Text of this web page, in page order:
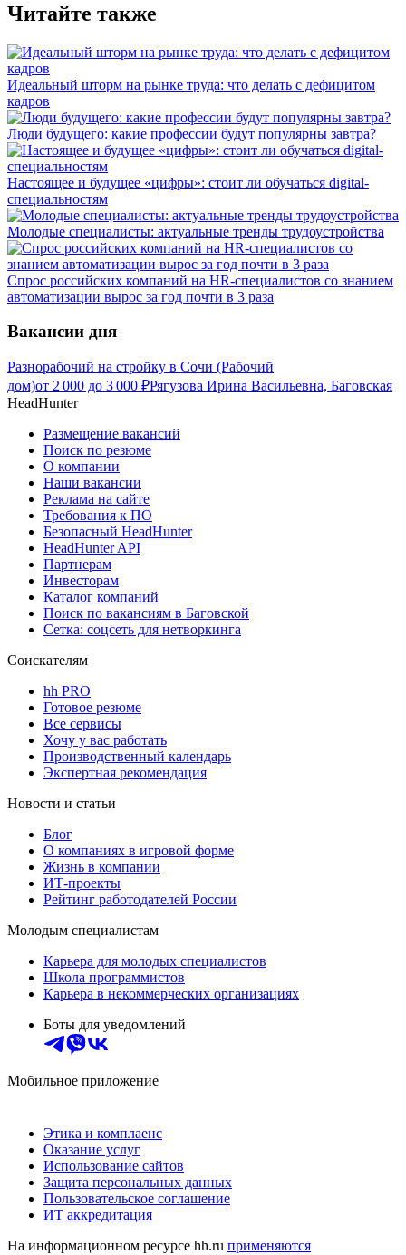
Читайте также
Идеальный шторм на рынке труда: что делать с дефицитом
кадров
Люди будущего: какие профессии будут популярны завтра?
Настоящее и будущее «цифры»: стоит ли обучаться digital-
специальностям
Молодые специалисты: актуальные тренды трудоустройства
Спрос российских компаний на HR-специалистов со знанием
автоматизации вырос за год почти в 3 раза
Вакансии дня
Разнорабочий на стройку в Сочи (Рабочий
дом)от 2 000 до 3 000 ₽Рягузова Ирина Васильевна, Баговская
HeadHunter
Размещение вакансий
Поиск по резюме
О компании
Наши вакансии
Реклама на сайте
Требования к ПО
Безопасный HeadHunter
HeadHunter API
Партнерам
Инвесторам
Каталог компаний
Поиск по вакансиям в Баговской
Сетка: соцсеть для нетворкинга
Соискателям
hh PRO
Готовое резюме
Все сервисы
Хочу у вас работать
Производственный календарь
Экспертная рекомендация
Новости и статьи
Блог
О компаниях в игровой форме
Жизнь в компании
ИТ-проекты
Рейтинг работодателей России
Молодым специалистам
Карьера для молодых специалистов
Школа программистов
Карьера в некоммерческих организациях
Боты для уведомлений
Мобильное приложение
Этика и комплаенс
Оказание услуг
Использование сайтов
Защита персональных данных
Пользовательское соглашение
ИТ аккредитация
На информационном ресурсе hh.ru применяются